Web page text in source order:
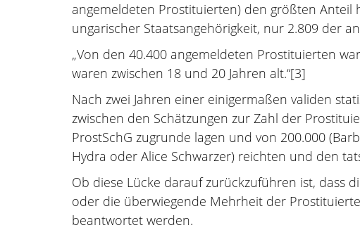
angemeldeten Prostituierten) den größten Anteil
ungarischer Staatsangehörigkeit, nur 2.809 der
„Von den 40.400 angemeldeten Prostituierten
waren zwischen 18 und 20 Jahren alt.“[3]
Nach zwei Jahren einer einigermaßen validen
zwischen den Schätzungen zur Zahl der
ProstSchG zugrunde lagen und von 200.000
Hydra oder Alice Schwarzer) reichten und den
Ob diese Lücke darauf zurückzuführen ist, dass
oder die überwiegende Mehrheit der
beantwortet werden.